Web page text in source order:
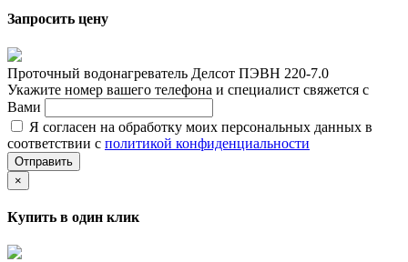
Запросить цену
Проточный водонагреватель Делсот ПЭВН 220-7.0
Укажите номер вашего телефона и специалист свяжется с
Вами
Я согласен на обработку моих персональных данных в
соответствии с политикой конфиденциальности
Отправить
×
Купить в один клик